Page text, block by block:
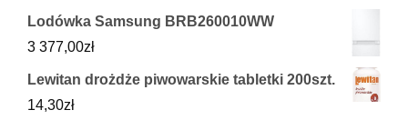
Lodówka Samsung BRB260010WW
3 377,00zł
Lewitan drożdże piwowarskie tabletki 200szt.
14,30zł